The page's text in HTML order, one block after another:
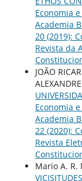
Economia
Academia
20 (2019):
Revista da
JOÃO
Economia
Academia
22 (2020):
Revista
Mario A. R.